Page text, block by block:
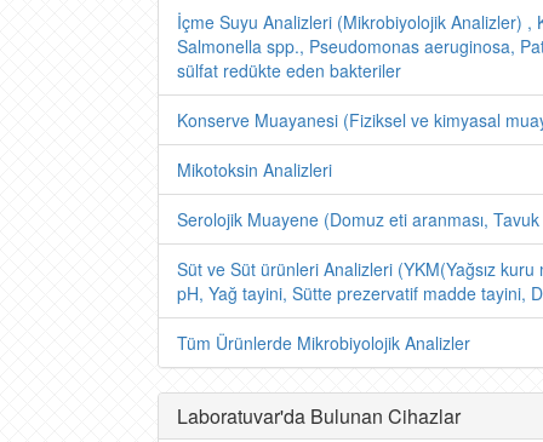
İçme Suyu Analizleri (Mikrobiyolojik Analizler)
Salmonella spp., Pseudomonas aeruginosa,
sülfat redükte eden bakteriler
Konserve Muayanesi (Fiziksel ve kimyasal
Mikotoksin Analizleri
Serolojik Muayene (Domuz eti aranması, Tavuk
Süt ve Süt ürünleri Analizleri (YKM(Yağsız
pH, Yağ tayini, Sütte prezervatif madde tayini,
Tüm Ürünlerde Mikrobiyolojik Analizler
Laboratuvar'da Bulunan Cihazlar